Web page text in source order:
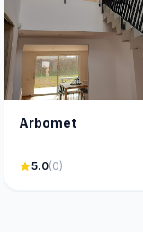
Arbomet
star5.0(0)